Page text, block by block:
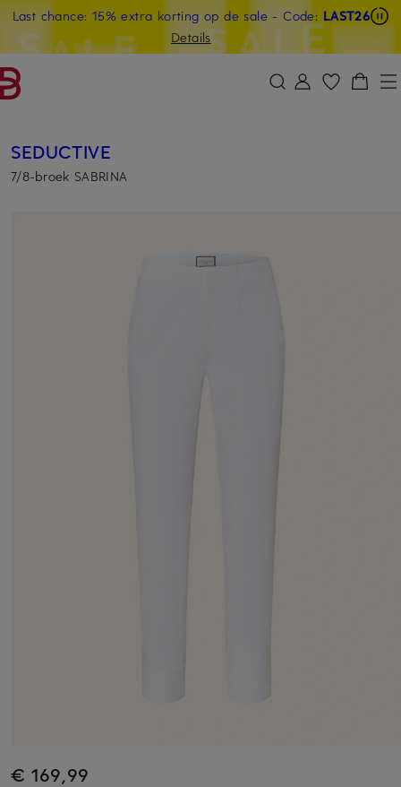
GA NAAR ZOEKEN
Last chance: 15% extra korting op de sale - Code: LAST26
Details
SEDUCTIVE
7/8-broek SABRINA
€ 169,99